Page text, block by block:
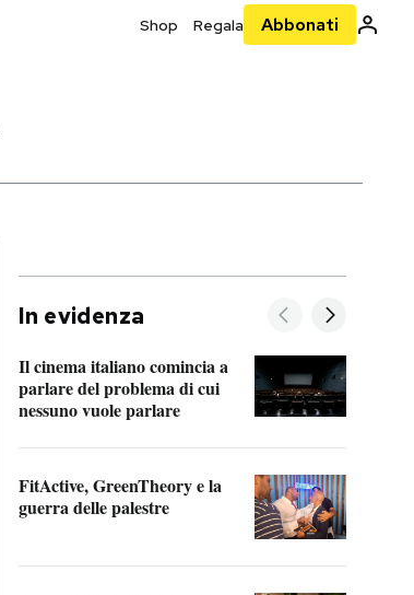
Shop Regala Abbonati
In evidenza
Il cinema italiano comincia a
parlare del problema di cui
nessuno vuole parlare
FitActive, GreenTheory e la
guerra delle palestre